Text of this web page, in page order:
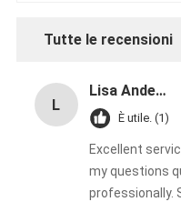
Tutte le recensioni
L
Lisa Anderson
È utile. (1)
Excellent
my questions
professionally.